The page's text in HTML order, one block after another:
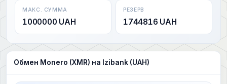
МАКС. СУММА
1000000 UAH
РЕЗЕРВ
1744816 UAH
Обмен Monero (XMR) на Izibank (UAH)